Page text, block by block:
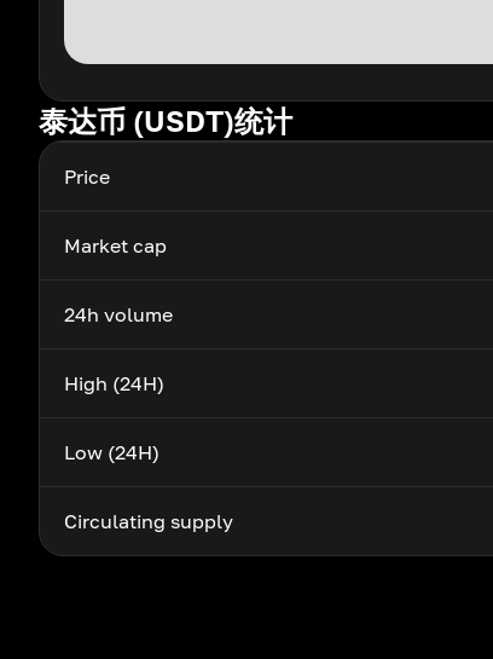
泰达币 (USDT)统计
Price
Market cap
24h volume
High (24H)
Low (24H)
Circulating supply